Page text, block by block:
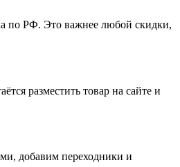
по РФ. Это важнее любой скидки,
разместить товар на сайте и
добавим переходники и